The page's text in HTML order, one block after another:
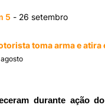
5 - 26 setembro
toma arma e atira
durante ação